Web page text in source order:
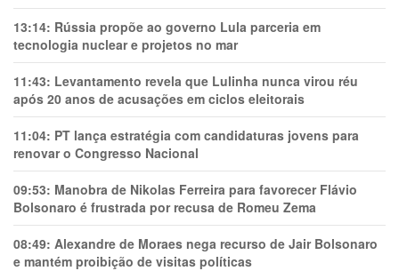
13:14: Rússia propõe ao governo Lula parceria em
tecnologia nuclear e projetos no mar
11:43: Levantamento revela que Lulinha nunca virou réu
após 20 anos de acusações em ciclos eleitorais
11:04: PT lança estratégia com candidaturas jovens para
renovar o Congresso Nacional
09:53: Manobra de Nikolas Ferreira para favorecer Flávio
Bolsonaro é frustrada por recusa de Romeu Zema
08:49: Alexandre de Moraes nega recurso de Jair Bolsonaro
e mantém proibição de visitas políticas